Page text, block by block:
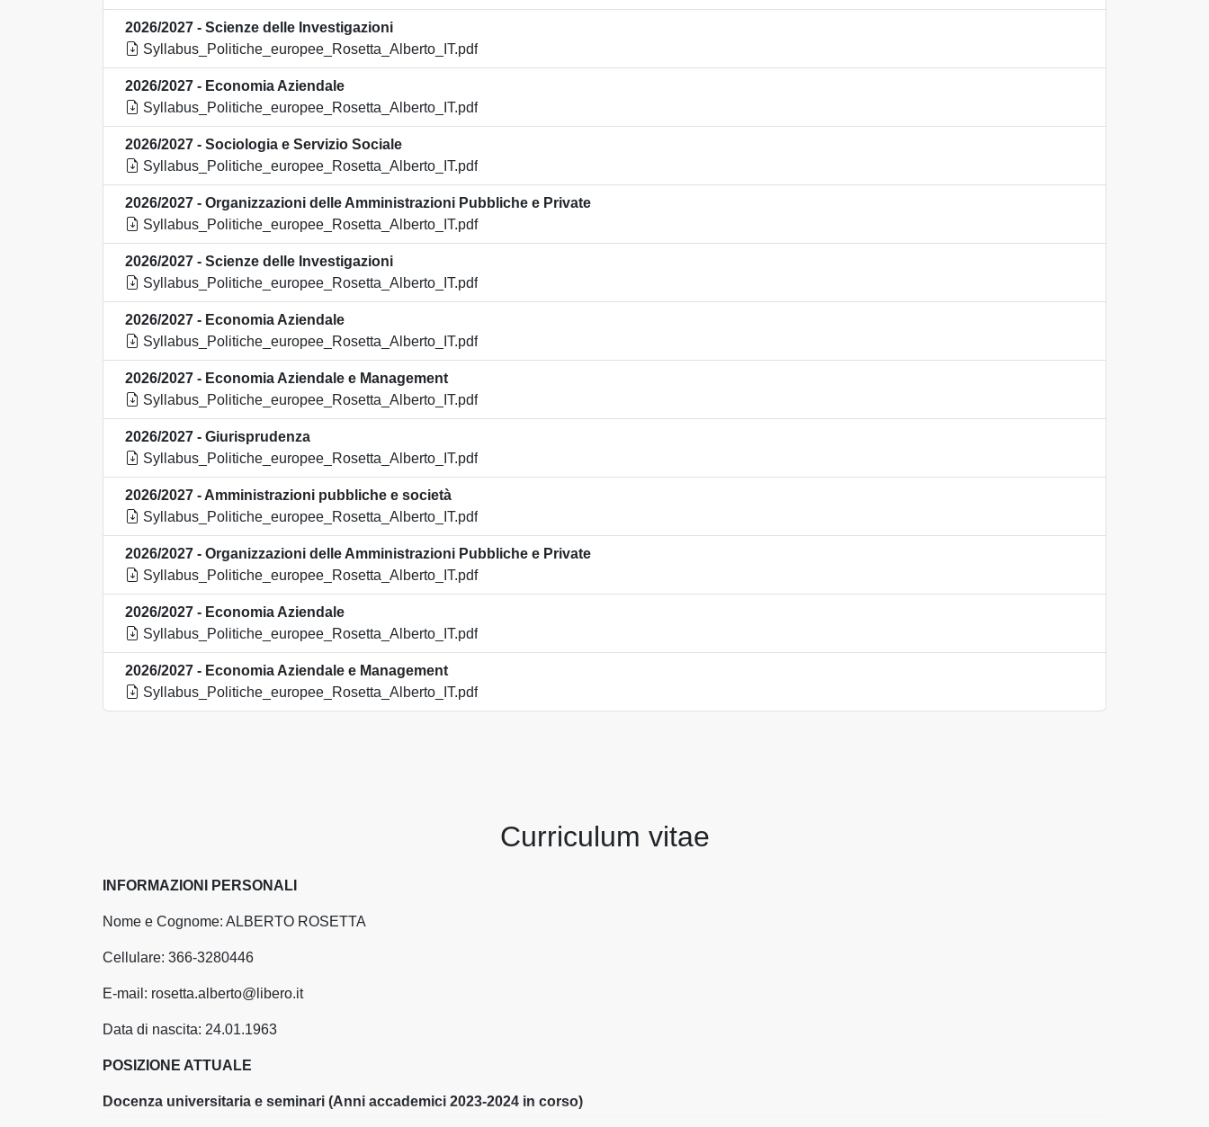
2026/2027 - Scienze delle Investigazioni
Syllabus_Politiche_europee_Rosetta_Alberto_IT.pdf
2026/2027 - Economia Aziendale
Syllabus_Politiche_europee_Rosetta_Alberto_IT.pdf
2026/2027 - Sociologia e Servizio Sociale
Syllabus_Politiche_europee_Rosetta_Alberto_IT.pdf
2026/2027 - Organizzazioni delle Amministrazioni Pubbliche e Private
Syllabus_Politiche_europee_Rosetta_Alberto_IT.pdf
2026/2027 - Scienze delle Investigazioni
Syllabus_Politiche_europee_Rosetta_Alberto_IT.pdf
2026/2027 - Economia Aziendale
Syllabus_Politiche_europee_Rosetta_Alberto_IT.pdf
2026/2027 - Economia Aziendale e Management
Syllabus_Politiche_europee_Rosetta_Alberto_IT.pdf
2026/2027 - Giurisprudenza
Syllabus_Politiche_europee_Rosetta_Alberto_IT.pdf
2026/2027 - Amministrazioni pubbliche e società
Syllabus_Politiche_europee_Rosetta_Alberto_IT.pdf
2026/2027 - Organizzazioni delle Amministrazioni Pubbliche e Private
Syllabus_Politiche_europee_Rosetta_Alberto_IT.pdf
2026/2027 - Economia Aziendale
Syllabus_Politiche_europee_Rosetta_Alberto_IT.pdf
2026/2027 - Economia Aziendale e Management
Syllabus_Politiche_europee_Rosetta_Alberto_IT.pdf
Curriculum vitae
INFORMAZIONI PERSONALI
Nome e Cognome: ALBERTO ROSETTA
Cellulare: 366-3280446
E-mail: rosetta.alberto@libero.it
Data di nascita: 24.01.1963
POSIZIONE ATTUALE
Docenza universitaria e seminari (Anni accademici 2023-2024 in corso)